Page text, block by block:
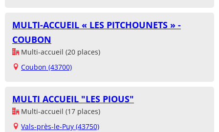
MULTI-ACCUEIL « LES PITCHOUNETS » -
COUBON
Multi-accueil (20 places)
Coubon (43700)
MULTI ACCUEIL "LES PIOUS"
Multi-accueil (17 places)
Vals-près-le-Puy (43750)